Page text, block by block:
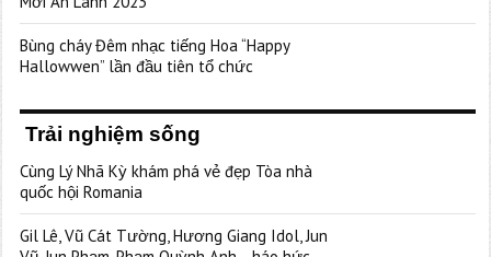
Bùng cháy Đêm nhạc tiếng Hoa “Happy
Hallowwen” lần đầu tiên tổ chức
Trải nghiệm sống
Cùng Lý Nhã Kỳ khám phá vẻ đẹp Tòa nhà
quốc hội Romania
Gil Lê, Vũ Cát Tường, Hương Giang Idol, Jun